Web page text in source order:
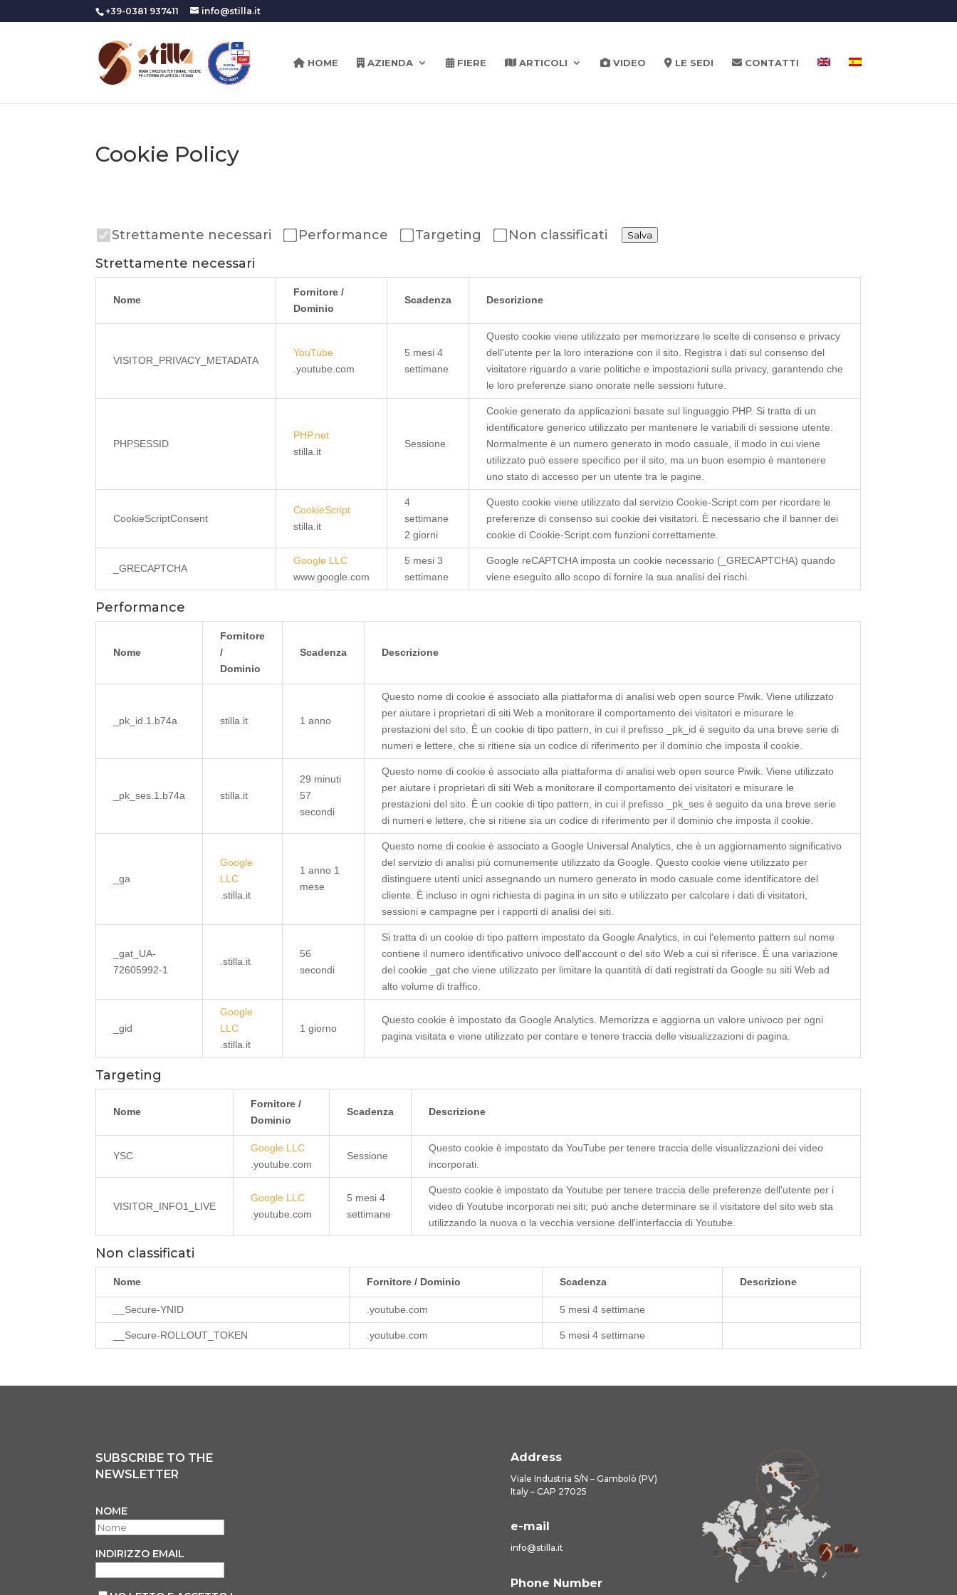
+39-0381 937411 info@stilla.it
HOME AZIENDA FIERE ARTICOLI VIDEO LE SEDI CONTATTI
Cookie Policy
Strettamente necessari Performance Targeting Non classificati Salva
Strettamente necessari
Nome
Fornitore /
Dominio
Scadenza Descrizione
VISITOR_PRIVACY_METADATA
YouTube
.youtube.com
5 mesi 4
settimane
Questo cookie viene utilizzato per memorizzare le scelte di consenso e privacy
dell'utente per la loro interazione con il sito. Registra i dati sul consenso del
visitatore riguardo a varie politiche e impostazioni sulla privacy, garantendo che
le loro preferenze siano onorate nelle sessioni future.
PHPSESSID
PHP.net
stilla.it
Sessione
Cookie generato da applicazioni basate sul linguaggio PHP. Si tratta di un
identificatore generico utilizzato per mantenere le variabili di sessione utente.
Normalmente è un numero generato in modo casuale, il modo in cui viene
utilizzato può essere specifico per il sito, ma un buon esempio è mantenere
uno stato di accesso per un utente tra le pagine.
CookieScriptConsent
CookieScript
stilla.it
4
settimane
2 giorni
Questo cookie viene utilizzato dal servizio Cookie-Script.com per ricordare le
preferenze di consenso sui cookie dei visitatori. È necessario che il banner dei
cookie di Cookie-Script.com funzioni correttamente.
_GRECAPTCHA
Google LLC
www.google.com
5 mesi 3
settimane
Google reCAPTCHA imposta un cookie necessario (_GRECAPTCHA) quando
viene eseguito allo scopo di fornire la sua analisi dei rischi.
Performance
Nome
Fornitore
/
Dominio
Scadenza Descrizione
_pk_id.1.b74a stilla.it 1 anno
Questo nome di cookie è associato alla piattaforma di analisi web open source Piwik. Viene utilizzato
per aiutare i proprietari di siti Web a monitorare il comportamento dei visitatori e misurare le
prestazioni del sito. È un cookie di tipo pattern, in cui il prefisso _pk_id è seguito da una breve serie di
numeri e lettere, che si ritiene sia un codice di riferimento per il dominio che imposta il cookie.
_pk_ses.1.b74a stilla.it
29 minuti
57
secondi
Questo nome di cookie è associato alla piattaforma di analisi web open source Piwik. Viene utilizzato
per aiutare i proprietari di siti Web a monitorare il comportamento dei visitatori e misurare le
prestazioni del sito. È un cookie di tipo pattern, in cui il prefisso _pk_ses è seguito da una breve serie
di numeri e lettere, che si ritiene sia un codice di riferimento per il dominio che imposta il cookie.
_ga
Google
LLC
.stilla.it
1 anno 1
mese
Questo nome di cookie è associato a Google Universal Analytics, che è un aggiornamento significativo
del servizio di analisi più comunemente utilizzato da Google. Questo cookie viene utilizzato per
distinguere utenti unici assegnando un numero generato in modo casuale come identificatore del
cliente. È incluso in ogni richiesta di pagina in un sito e utilizzato per calcolare i dati di visitatori,
sessioni e campagne per i rapporti di analisi dei siti.
_gat_UA-
72605992-1
.stilla.it
56
secondi
Si tratta di un cookie di tipo pattern impostato da Google Analytics, in cui l'elemento pattern sul nome
contiene il numero identificativo univoco dell'account o del sito Web a cui si riferisce. È una variazione
del cookie _gat che viene utilizzato per limitare la quantità di dati registrati da Google su siti Web ad
alto volume di traffico.
_gid
Google
LLC
.stilla.it
1 giorno
Questo cookie è impostato da Google Analytics. Memorizza e aggiorna un valore univoco per ogni
pagina visitata e viene utilizzato per contare e tenere traccia delle visualizzazioni di pagina.
Targeting
Nome
Fornitore /
Dominio
Scadenza Descrizione
YSC
Google LLC
.youtube.com
Sessione
Questo cookie è impostato da YouTube per tenere traccia delle visualizzazioni dei video
incorporati.
VISITOR_INFO1_LIVE
Google LLC
.youtube.com
5 mesi 4
settimane
Questo cookie è impostato da Youtube per tenere traccia delle preferenze dell'utente per i
video di Youtube incorporati nei siti; può anche determinare se il visitatore del sito web sta
utilizzando la nuova o la vecchia versione dell'interfaccia di Youtube.
Non classificati
Nome Fornitore / Dominio Scadenza Descrizione
__Secure-YNID .youtube.com 5 mesi 4 settimane
__Secure-ROLLOUT_TOKEN .youtube.com 5 mesi 4 settimane
SUBSCRIBE TO THE
NEWSLETTER
NOME
INDIRIZZO EMAIL
Address
Viale Industria S/N – Gambolò (PV)
Italy – CAP 27025
e-mail
info@stilla.it
Phone Number